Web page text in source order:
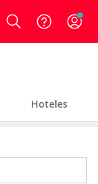
Login
Hoteles